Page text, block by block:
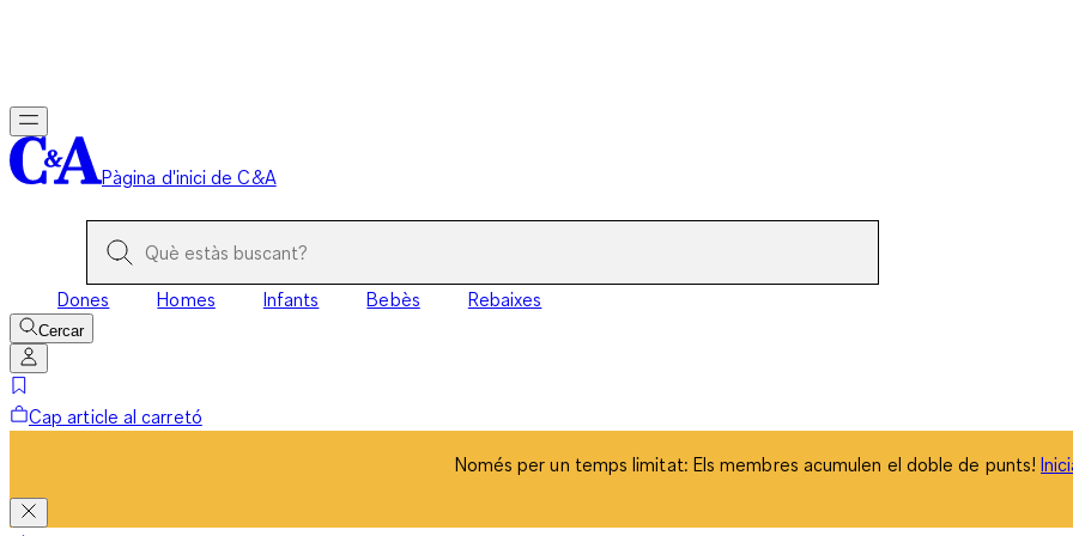
Pàgina d'inici de C&A
Dones Homes Infants Bebès Rebaixes
Cercar
Cap article al carretó
Només per un temps limitat: Els membres acumulen el doble de punts!